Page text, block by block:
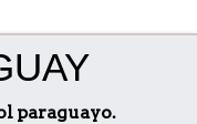
paraguayo.